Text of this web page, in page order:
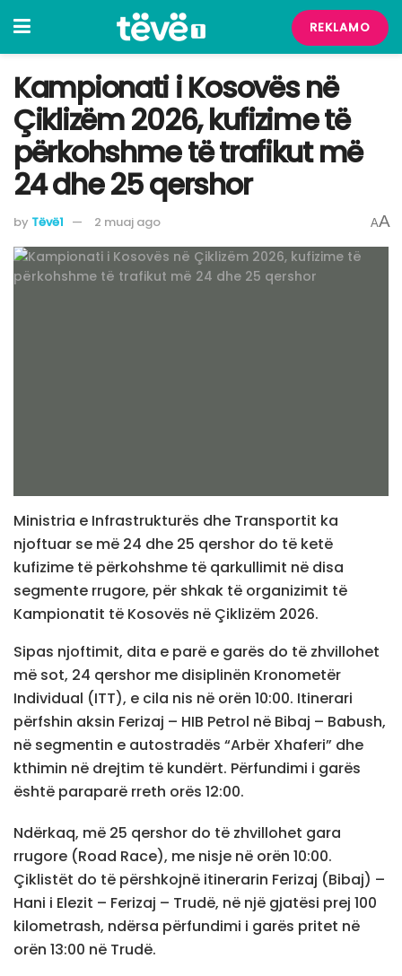
REKLAMO
Kampionati i Kosovës në
Çiklizëm 2026, kufizime të
përkohshme të trafikut më
24 dhe 25 qershor
by Tëvë1 2 muaj ago AA
Ministria e Infrastrukturës dhe Transportit ka
njoftuar se më 24 dhe 25 qershor do të ketë
kufizime të përkohshme të qarkullimit në disa
segmente rrugore, për shkak të organizimit të
Kampionatit të Kosovës në Çiklizëm 2026.
Sipas njoftimit, dita e parë e garës do të zhvillohet
më sot, 24 qershor me disiplinën Kronometër
Individual (ITT), e cila nis në orën 10:00. Itinerari
përfshin aksin Ferizaj – HIB Petrol në Bibaj – Babush,
në segmentin e autostradës “Arbër Xhaferi” dhe
kthimin në drejtim të kundërt. Përfundimi i garës
është paraparë rreth orës 12:00.
Ndërkaq, më 25 qershor do të zhvillohet gara
rrugore (Road Race), me nisje në orën 10:00.
Çiklistët do të përshkojnë itinerarin Ferizaj (Bibaj) –
Hani i Elezit – Ferizaj – Trudë, në një gjatësi prej 100
kilometrash, ndërsa përfundimi i garës pritet në
orën 13:00 në Trudë.